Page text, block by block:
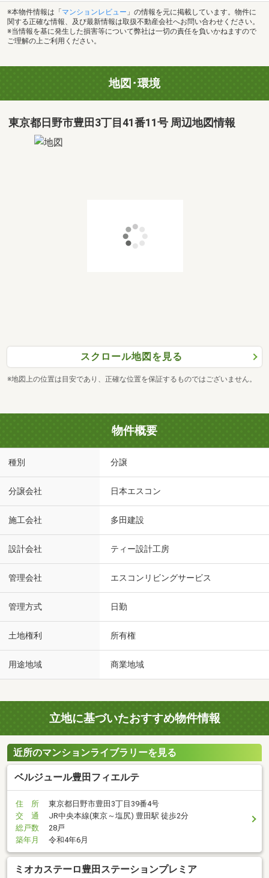
※本物件情報は「 マンションレビュー 」の情報を元に掲載しています。物件に
関する正確な情報、及び最新情報は取扱不動産会社へお問い合わせください。
※当情報を基に発生した損害等について弊社は一切の責任を負いかねますので
ご理解の上ご利用ください。
地図･環境
東京都日野市豊田3丁目41番11号 周辺地図情報
スクロール地図を見る
※地図上の位置は目安であり、正確な位置を保証するものではございません。
物件概要
種別 分譲
分譲会社 日本エスコン
施工会社 多田建設
設計会社 ティー設計工房
管理会社 エスコンリビングサービス
管理方式 日勤
土地権利 所有権
用途地域 商業地域
立地に基づいたおすすめ物件情報
近所のマンションライブラリーを見る
ベルジュール豊田フィエルテ
住 所
東京都日野市豊田3丁目39番4号
交 通
JR中央本線(東京～塩尻) 豊田駅 徒歩2分
総戸数
28戸
築年月
令和4年6月
ミオカステーロ豊田ステーションプレミア